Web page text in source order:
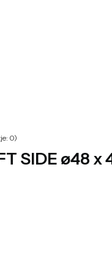
0. Zobacz szczegóły
0)
SIDE ø48 x